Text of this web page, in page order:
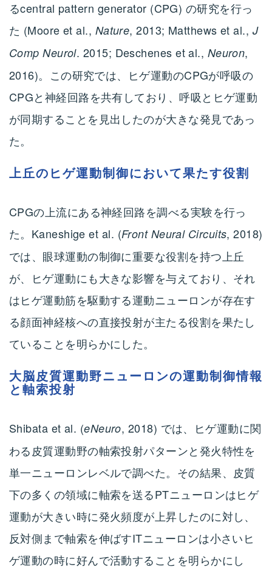
るcentral pattern generator (CPG) の研究を行っ
た (Moore et al., Nature, 2013; Matthews et al., J
Comp Neurol. 2015; Deschenes et al., Neuron,
2016)。この研究では、ヒゲ運動のCPGが呼吸の
CPGと神経回路を共有しており、呼吸とヒゲ運動
が同期することを見出したのが大きな発見であっ
た。
上丘のヒゲ運動制御において果たす役割
CPGの上流にある神経回路を調べる実験を行っ
た。Kaneshige et al. (Front Neural Circuits, 2018)
では、眼球運動の制御に重要な役割を持つ上丘
が、ヒゲ運動にも大きな影響を与えており、それ
はヒゲ運動筋を駆動する運動ニューロンが存在す
る顔面神経核への直接投射が主たる役割を果たし
ていることを明らかにした。
大脳皮質運動野ニューロンの運動制御情報
と軸索投射
Shibata et al. (eNeuro, 2018) では、ヒゲ運動に関
わる皮質運動野の軸索投射パターンと発火特性を
単一ニューロンレベルで調べた。その結果、皮質
下の多くの領域に軸索を送るPTニューロンはヒゲ
運動が大きい時に発火頻度が上昇したのに対し、
反対側まで軸索を伸ばすITニューロンは小さいヒ
ゲ運動の時に好んで活動することを明らかにし